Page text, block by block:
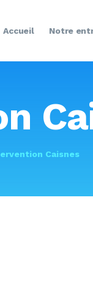
Accueil Notre
Caisnes
NOTRE